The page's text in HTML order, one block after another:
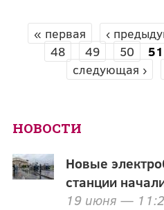
СТРАНИЦЫ
« первая ‹
48
49 50 51
следующая ›
НОВОСТИ
Новые
станции
19 июня —